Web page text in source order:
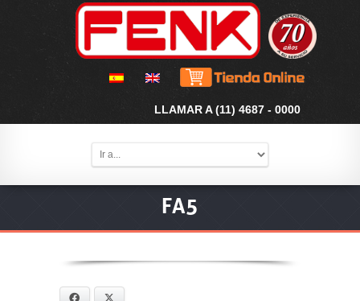
LLAMAR A (11) 4687 - 0000
FA5
Facebook